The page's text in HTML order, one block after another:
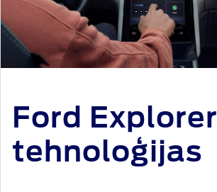
Ford Explorer
tehnoloģijas